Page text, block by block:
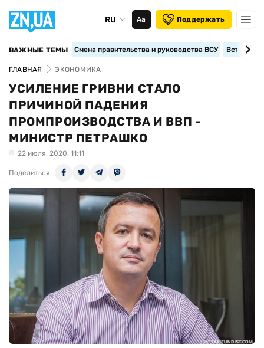
RU Аа Поддержать
ВАЖНЫЕ ТЕМЫ Смена правительства и руководства ВСУ
ГЛАВНАЯ ЭКОНОМИКА
УСИЛЕНИЕ ГРИВНИ СТАЛО
ПРИЧИНОЙ ПАДЕНИЯ
ПРОМПРОИЗВОДСТВА И ВВП -
МИНИСТР ПЕТРАШКО
22 июля, 2020, 11:11
Поделиться